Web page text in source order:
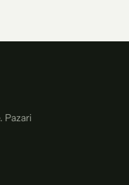
Pazari